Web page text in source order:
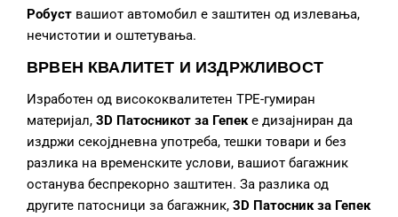
Робуст вашиот автомобил е заштитен од излевања,
нечистотии и оштетувања.
ВРВЕН КВАЛИТЕТ И ИЗДРЖЛИВОСТ
Изработен од висококвалитетен TPE-гумиран
материјал, 3D Патосникот за Гепеке дизајниран да
издржи секојдневна употреба, тешки товари и без
разлика на временските услови, вашиот багажник
останува беспрекорно заштитен. За разлика од
другите патосници за багажник, 3D Патосник за Гепек